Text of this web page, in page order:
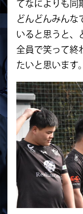
てなによりも同
どんどんみんな
いると思うと、
全員で笑って終
たいと思います。